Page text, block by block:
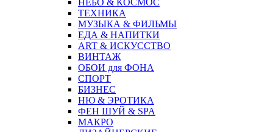
НЕБО & КОСМОС
ТЕХНИКА
МУЗЫКА & ФИЛЬМЫ
ЕДА & НАПИТКИ
ART & ИСКУССТВО
ВИНТАЖ
ОБОИ для ФОНА
СПОРТ
БИЗНЕС
НЮ & ЭРОТИКА
ФЕН ШУЙ & SPA
МАКРО